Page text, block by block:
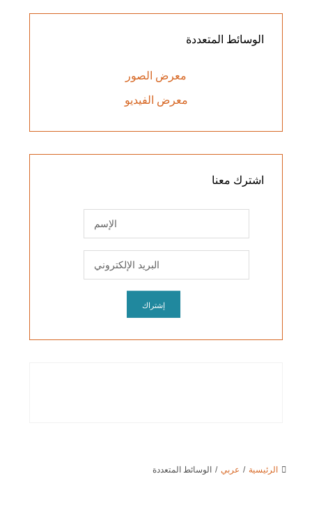
الوسائط المتعددة
معرض الصور
معرض الفيديو
اشترك معنا
الرئيسية / عربي / الوسائط المتعددة